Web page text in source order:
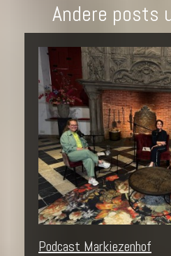
Andere posts
Podcast Markiezenhof